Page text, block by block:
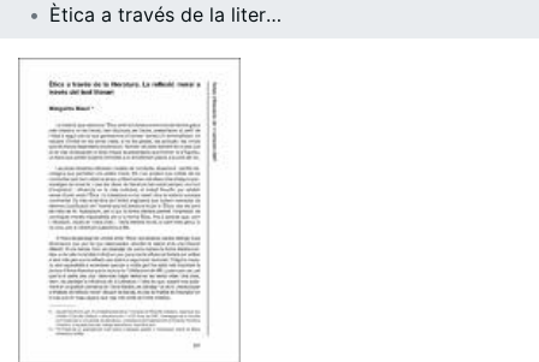
Ètica a través de la literatura. La reflexió moral a través del text literari.